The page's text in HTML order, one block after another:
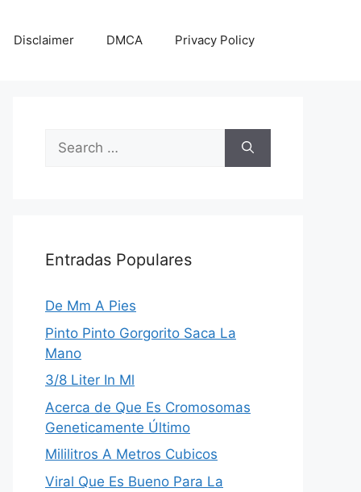
Disclaimer DMCA Privacy Policy
Search
for:
Entradas Populares
De Mm A Pies
Pinto Pinto Gorgorito Saca La
Mano
3/8 Liter In Ml
Acerca de Que Es Cromosomas
Geneticamente Último
Mililitros A Metros Cubicos
Viral Que Es Bueno Para La